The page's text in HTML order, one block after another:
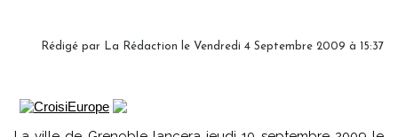
Rédigé par La Rédaction le Vendredi 4 Septembre 2009 à 15:37